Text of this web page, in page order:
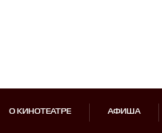
О КИНОТЕАТРЕ АФИША